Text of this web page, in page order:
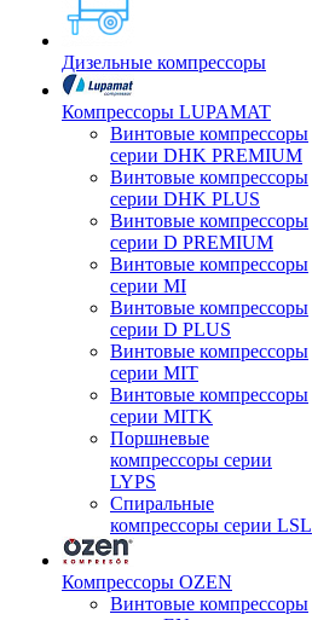
Дизельные компрессоры
Компрессоры LUPAMAT
Винтовые компрессоры
серии DHK PREMIUM
Винтовые компрессоры
серии DHK PLUS
Винтовые компрессоры
серии D PREMIUM
Винтовые компрессоры
серии MI
Винтовые компрессоры
серии D PLUS
Винтовые компрессоры
серии MIT
Винтовые компрессоры
серии MITK
Поршневые
компрессоры серии
LYPS
Спиральные
компрессоры серии LSL
Компрессоры OZEN
Винтовые компрессоры